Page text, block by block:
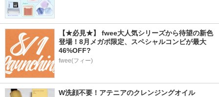
【★必見★】 fwee大人気シリーズから待望の新色
登場！8月メガポ限定、スペシャルコンビが最大
46%OFF?
fwee(フィー)
W洗顔不要！アテニアのクレンジングオイル